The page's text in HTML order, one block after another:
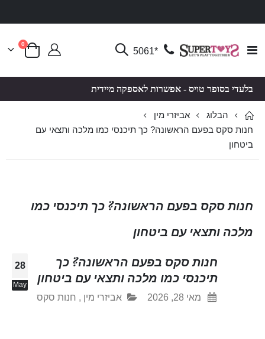
Toggle
*5061 סל קניות
0פריטים
בלעדי בסופר טויס - אפשרות לאספקה מיידית
הבלוג
אביזרי מין
חנות סקס בפעם הראשונה? כך תיכנסי כמו מלכה ותצאי עם
ביטחון
חנות סקס בפעם הראשונה? כך תיכנסי כמו
מלכה ותצאי עם ביטחון
28
May
חנות סקס בפעם הראשונה? כך
תיכנסי כמו מלכה ותצאי עם ביטחון
מאי 28, 2026 אביזרי מין , חנות סקס